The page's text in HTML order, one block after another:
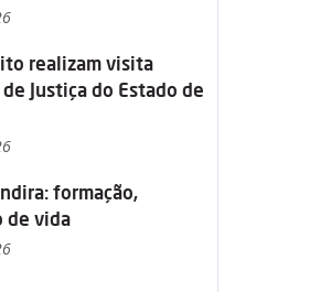
realizam visita
Justiça do Estado de
formação,
de vida